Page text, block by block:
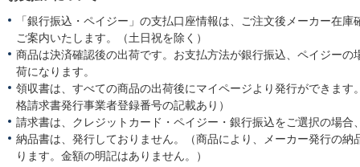
「銀行振込・ペイジー」の支払口座情報は、ご注文後メーカー在
ご案内いたします。（土日祝を除く）
商品は決済確認後の出荷です。お支払方法が銀行振込、ペイジーの
荷になります。
領収書は、すべての商品の出荷後にマイページより発行ができます
格請求書発行事業者登録番号の記載あり）
請求書は、クレジットカード・ペイジー・銀行振込をご選択の場合
納品書は、発行しておりません。（商品により、メーカー発行の納
ります。金額の明記はありません。）